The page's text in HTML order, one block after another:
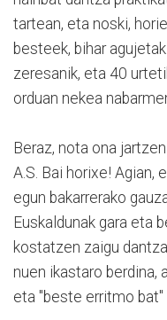
tartean, eta noski,
besteek, bihar
zeresanik, eta 40
orduan nekea
Beraz, nota ona
A.S. Bai horixe! Agian,
egun bakarrerako
Euskaldunak gara eta
kostatzen zaigu
nuen ikastaro berdina,
eta "beste erritmo bat"